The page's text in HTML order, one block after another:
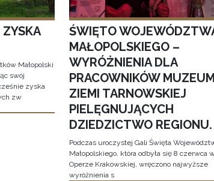
Małopolski
swój
zyska
zw
ŚWIĘTO
MAŁOPOLSKIEGO –
WYRÓŻNIENIA DLA
PRACOWNIKÓW MUZEUM
ZIEMI TARNOWSKIEJ
PIELĘGNUJĄCYCH
DZIEDZICTWO REGIONU.
Podczas uroczystej Gali Święta
Małopolskiego, która odbyła się 8 czerwca
Operze Krakowskiej, wręczono najwyższe
wyróżnienia s